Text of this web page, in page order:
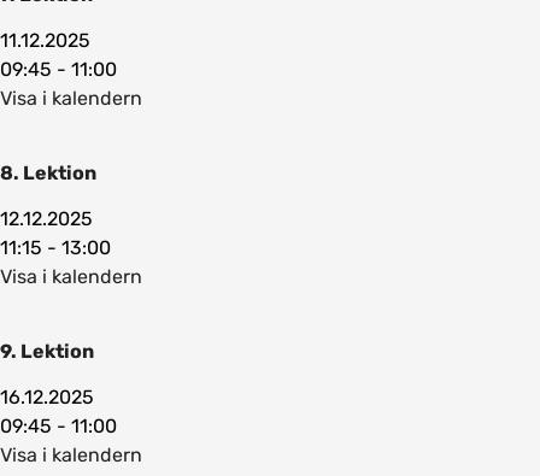
11.12.2025
09:45 - 11:00
Visa i kalendern
8. Lektion
12.12.2025
11:15 - 13:00
Visa i kalendern
9. Lektion
16.12.2025
09:45 - 11:00
Visa i kalendern